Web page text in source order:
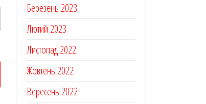
Березень 2023
Лютий 2023
Листопад 2022
Жовтень 2022
Вересень 2022